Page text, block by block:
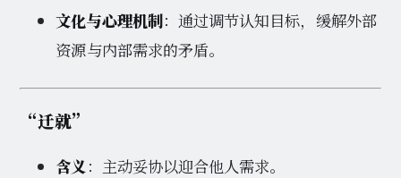
文化与心理机制：通过调节认知目标，缓解外部
资源与内部需求的矛盾。
“迁就”
含义 ：主动妥协以迎合他人需求。